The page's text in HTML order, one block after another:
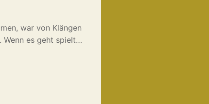
war von Klängen
Wenn es geht spielt…